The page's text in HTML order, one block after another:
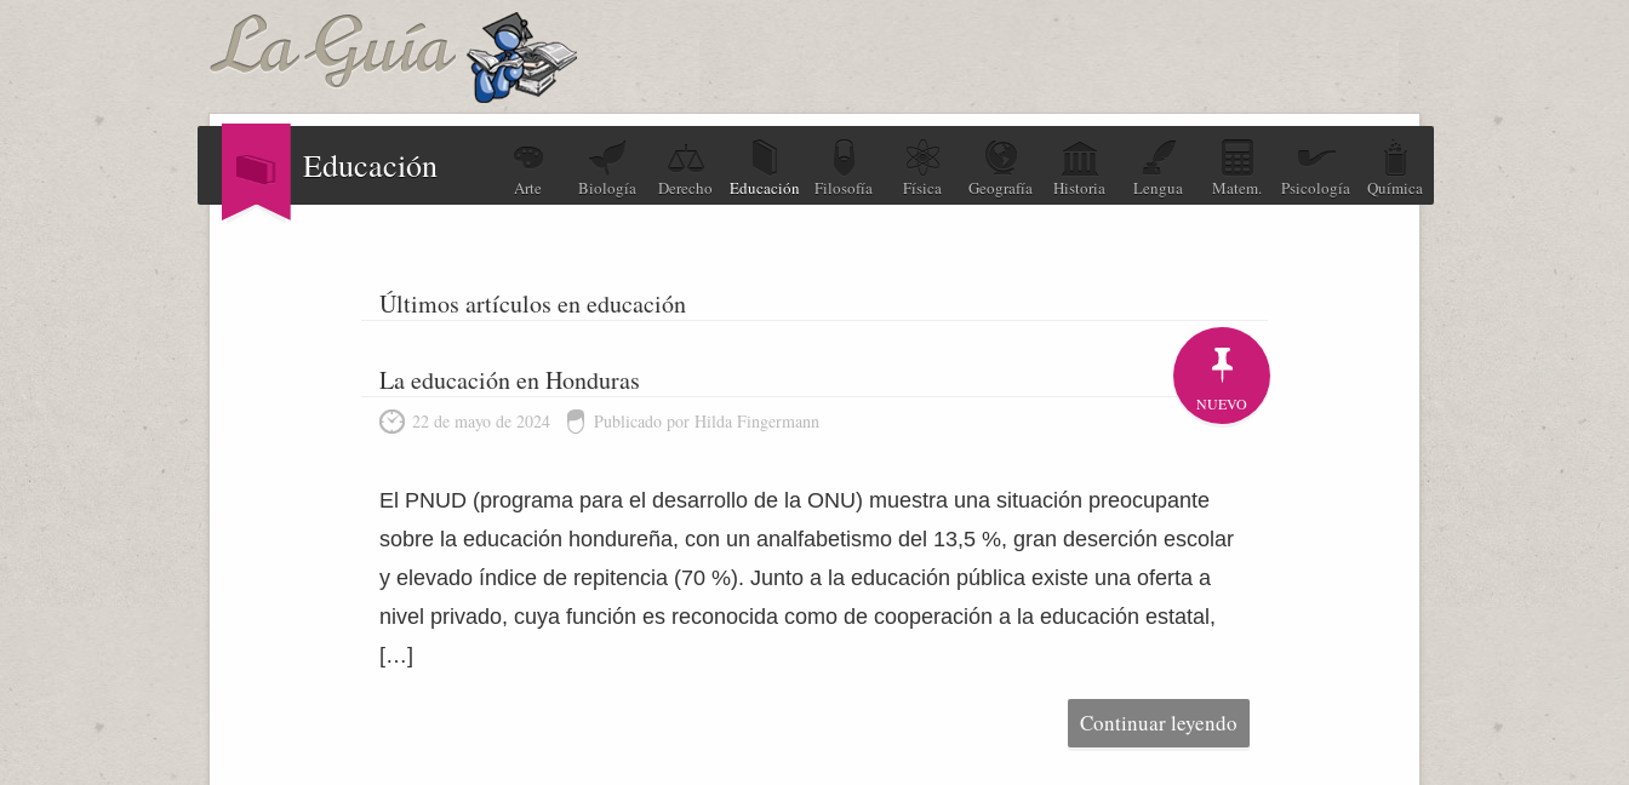
Educación
Arte Biología Derecho Educación Filosofía Física Geografía Historia Lengua Matem. Psicología Química
Últimos artículos en educación
NUEVO
La educación en Honduras
22 de mayo de 2024 Publicado por Hilda Fingermann
El PNUD (programa para el desarrollo de la ONU) muestra una situación preocupante
sobre la educación hondureña, con un analfabetismo del 13,5 %, gran deserción escolar
y elevado índice de repitencia (70 %). Junto a la educación pública existe una oferta a
nivel privado, cuya función es reconocida como de cooperación a la educación estatal,
[…]
Continuar leyendo